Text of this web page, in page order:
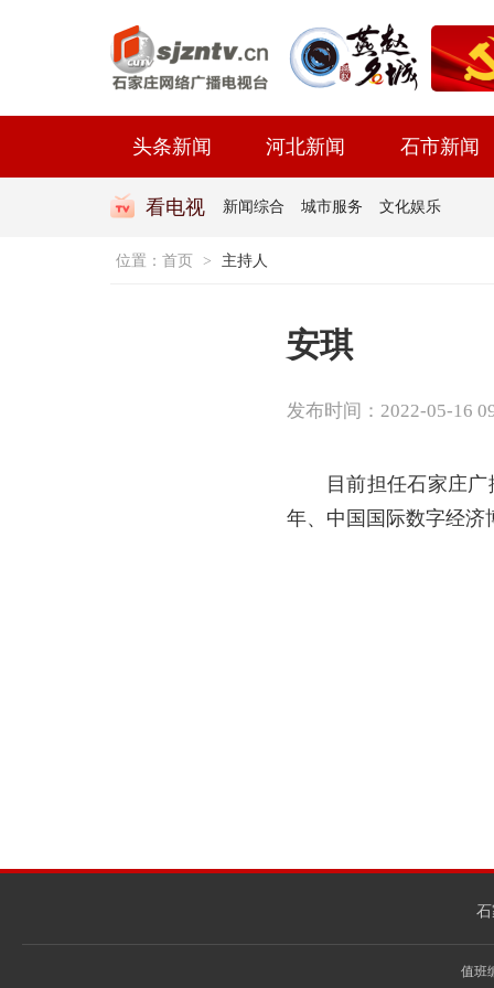
头条新闻 河北新闻 石市新闻
看电视 新闻综合 城市服务 文化娱乐
位置： 首页 > 主持人
安琪
发布时间：2022-05-16
目前担任石家庄
年、中国国际数字经济
值班